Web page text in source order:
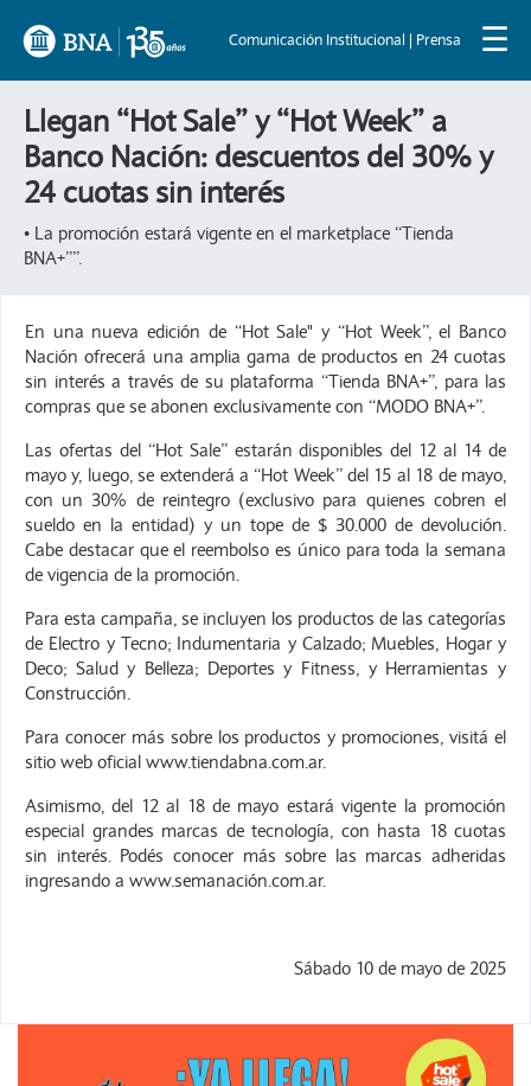
Comunicación Institucional | Prensa ☰
Llegan “Hot Sale” y “Hot Week” a
Banco Nación: descuentos del 30% y
24 cuotas sin interés
• La promoción estará vigente en el marketplace “Tienda
BNA+””.
En una nueva edición de “Hot Sale" y “Hot Week”, el Banco
Nación ofrecerá una amplia gama de productos en 24 cuotas
sin interés a través de su plataforma “Tienda BNA+”, para las
compras que se abonen exclusivamente con “MODO BNA+”.
Las ofertas del “Hot Sale” estarán disponibles del 12 al 14 de
mayo y, luego, se extenderá a “Hot Week” del 15 al 18 de mayo,
con un 30% de reintegro (exclusivo para quienes cobren el
sueldo en la entidad) y un tope de $ 30.000 de devolución.
Cabe destacar que el reembolso es único para toda la semana
de vigencia de la promoción.
Para esta campaña, se incluyen los productos de las categorías
de Electro y Tecno; Indumentaria y Calzado; Muebles, Hogar y
Deco; Salud y Belleza; Deportes y Fitness, y Herramientas y
Construcción.
Para conocer más sobre los productos y promociones, visitá el
sitio web oficial www.tiendabna.com.ar.
Asimismo, del 12 al 18 de mayo estará vigente la promoción
especial grandes marcas de tecnología, con hasta 18 cuotas
sin interés. Podés conocer más sobre las marcas adheridas
ingresando a www.semanación.com.ar.
Sábado 10 de mayo de 2025